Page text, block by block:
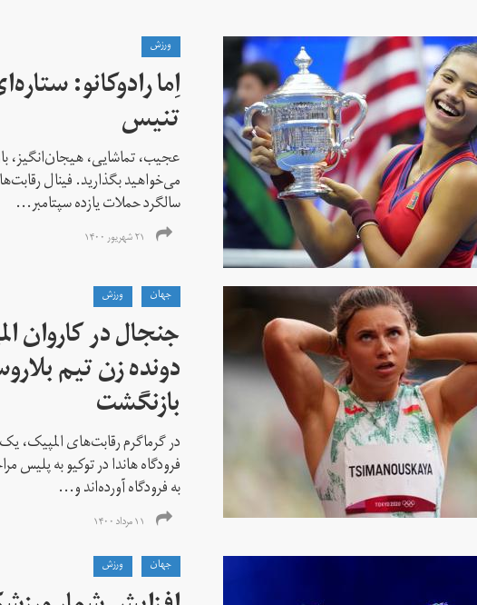
ورزش
اِما رادوکانو:
تنیس
عجیب، تماشایی، هیجان‌انگیز،
می‌خواهید بگذارید. فینال
سالگرد حملات یازده سپتامبر...
۲۱ شهریور ۱۴۰۰
جهان ورزش
جنجال در کاروان
دونده زن تیم
بازنگشت
در گرماگرم رقابت‌های المپیک،
فرودگاه هاندا در توکیو به پلیس
به فرودگاه آورده‌اند و...
۱۱ مرداد ۱۴۰۰
جهان
ورزش